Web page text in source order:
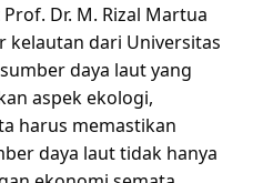
Dr. M. Rizal Martua
kelautan dari Universitas
daya laut yang
aspek ekologi,
harus memastikan
daya laut tidak hanya